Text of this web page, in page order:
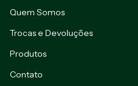
Quem Somos
Trocas e Devoluções
Produtos
Contato